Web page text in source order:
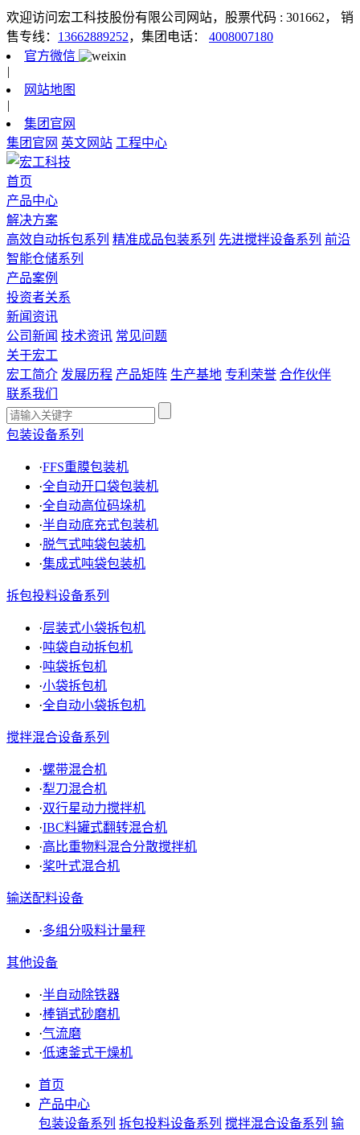
欢迎访问宏工科技股份有限公司网站，股票代码 : 301662，
销
售专线： 13662889252，集团电话： 4008007180
官方微信
|
网站地图
|
集团官网
集团官网 英文网站 工程中心
首页
产品中心
解决方案
高效自动拆包系列 精准成品包装系列 先进搅拌设备系列 前沿
智能仓储系列
产品案例
投资者关系
新闻资讯
公司新闻 技术资讯 常见问题
关于宏工
宏工简介 发展历程 产品矩阵 生产基地 专利荣誉 合作伙伴
联系我们
包装设备系列
·FFS重膜包装机
·全自动开口袋包装机
·全自动高位码垛机
·半自动底充式包装机
·脱气式吨袋包装机
·集成式吨袋包装机
拆包投料设备系列
·层装式小袋拆包机
·吨袋自动拆包机
·吨袋拆包机
·小袋拆包机
·全自动小袋拆包机
搅拌混合设备系列
·螺带混合机
·犁刀混合机
·双行星动力搅拌机
·IBC料罐式翻转混合机
·高比重物料混合分散搅拌机
·桨叶式混合机
输送配料设备
·多组分吸料计量秤
其他设备
·半自动除铁器
·棒销式砂磨机
·气流磨
·低速釜式干燥机
首页
产品中心
包装设备系列 拆包投料设备系列 搅拌混合设备系列 输